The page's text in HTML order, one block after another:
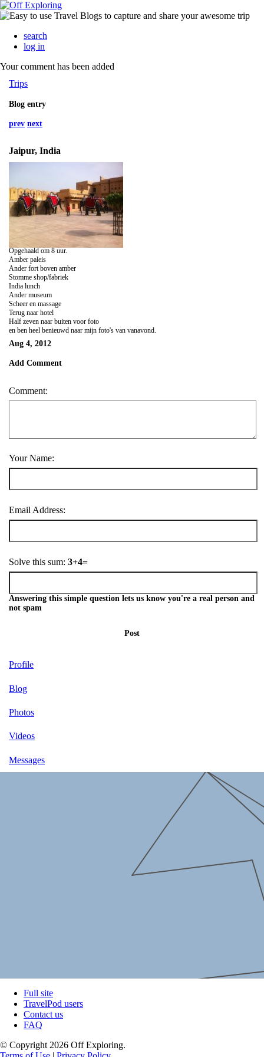
search
log in
Your comment has been added
Trips
Blog entry
prev next
Jaipur, India
Opgehaald om 8 uur.
Amber paleis
Ander fort boven amber
Stomme shop/fabriek
India lunch
Ander museum
Scheer en massage
Terug naar hotel
Half zeven naar buiten voor foto
en ben heel benieuwd naar mijn foto's van vanavond.
Aug 4, 2012
Add Comment
Comment:
Your Name:
Email Address:
Solve this sum: 3+4=
Answering this simple question lets us know you're a real person and
not spam
Post
Profile
Blog
Photos
Videos
Messages
Full site
TravelPod users
Contact us
FAQ
© Copyright 2026 Off Exploring.